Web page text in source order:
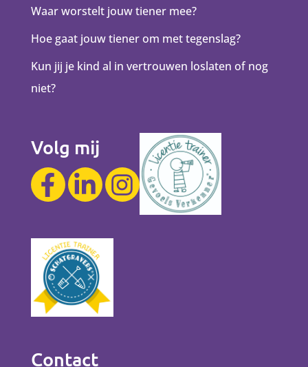
Waar worstelt jouw tiener mee?
Hoe gaat jouw tiener om met tegenslag?
Kun jij je kind al in vertrouwen loslaten of nog
niet?
Volg mij
Contact